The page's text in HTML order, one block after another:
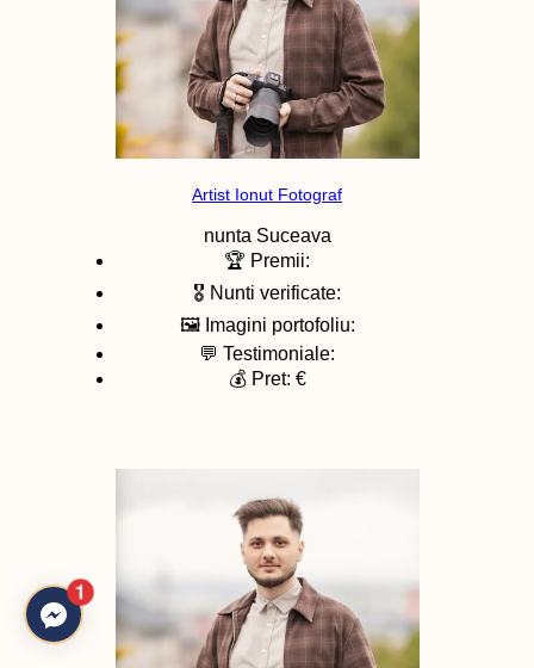
Artist Ionut Fotograf
nunta Suceava
🏆 Premii:
🎖️ Nunti verificate:
🖼️ Imagini portofoliu:
💬 Testimoniale:
💰 Pret: €